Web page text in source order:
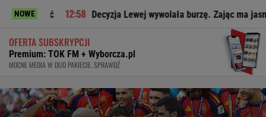
NOWE Decyzja Lewej wywolała burzę. Zając ma jasne zdanie o
OFERTA SUBSKRYPCJI
Premium: TOK FM + Wyborcza.pl
MOCNE MEDIA W DUO PAKIECIE. SPRAWDŹ